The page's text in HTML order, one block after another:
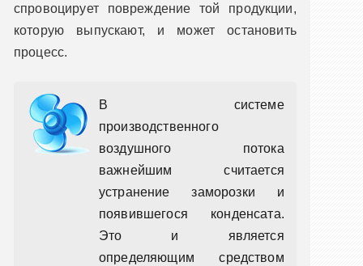
спровоцирует повреждение той продукции,
которую выпускают, и может остановить
процесс.
В системе
производственного
воздушного потока
важнейшим считается
устранение заморозки и
появившегося конденсата.
Это и является
определяющим средством